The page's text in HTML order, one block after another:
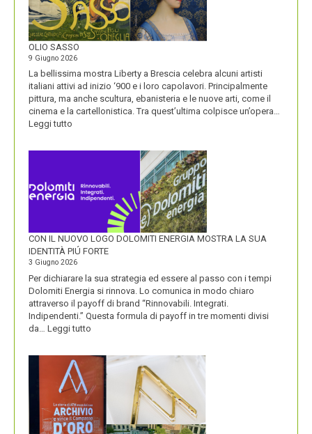
LA
VISIONE
ALL’ORIGINE
DI
NOME
OLIO SASSO
9 Giugno 2026
La bellissima mostra Liberty a Brescia celebra alcuni artisti
italiani attivi ad inizio ‘900 e i loro capolavori. Principalmente
pittura, ma anche scultura, ebanisteria e le nuove arti, come il
cinema e la cartellonistica. Tra quest’ultima colpisce un’opera…
Leggi tutto
SASSO
CON IL NUOVO LOGO DOLOMITI ENERGIA MOSTRA LA SUA
IDENTITÀ PIÚ FORTE
3 Giugno 2026
Per dichiarare la sua strategia ed essere al passo con i tempi
Dolomiti Energia si rinnova. Lo comunica in modo chiaro
attraverso il payoff di brand “Rinnovabili. Integrati.
Indipendenti.” Questa formula di payoff in tre momenti divisi
da… Leggi tutto
NUOVO
LOGO
DOLOMITI
ENERGIA
MOSTRA
LA